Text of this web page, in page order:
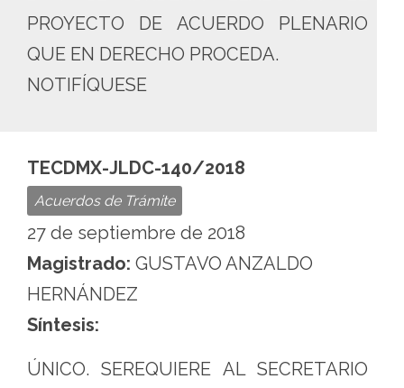
PROYECTO DE ACUERDO PLENARIO
QUE EN DERECHO PROCEDA.
NOTIFÍQUESE
TECDMX-JLDC-140/2018
Acuerdos de Trámite
27 de septiembre de 2018
Magistrado: GUSTAVO ANZALDO
HERNÁNDEZ
Síntesis:
ÚNICO. SEREQUIERE AL SECRETARIO